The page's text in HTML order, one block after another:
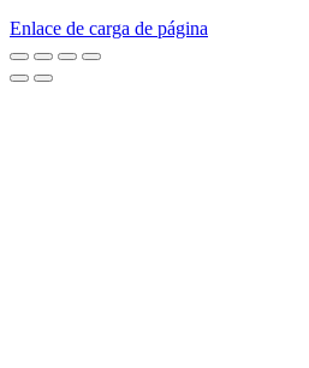
Enlace de carga de página